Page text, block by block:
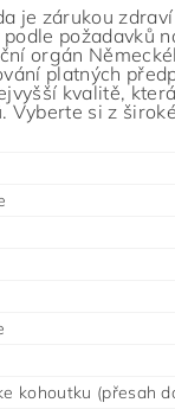
je zárukou
požadavků
orgán
platných
kvalitě,
Vyberte si z
kohoutku (přesah